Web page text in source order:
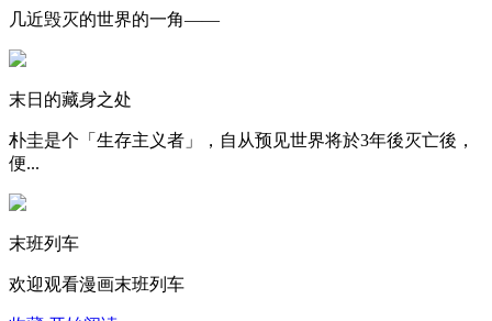
几近毁灭的世界的一角——
末日的藏身之处
朴圭是个「生存主义者」，自从预见世界将於3年後灭亡後，
便...
末班列车
欢迎观看漫画末班列车